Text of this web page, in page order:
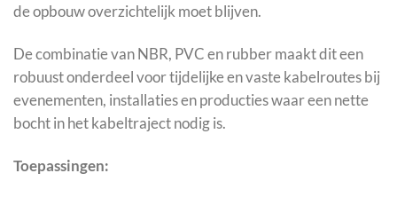
de opbouw overzichtelijk moet blijven.
De combinatie van NBR, PVC en rubber maakt dit een
robuust onderdeel voor tijdelijke en vaste kabelroutes bij
evenementen, installaties en producties waar een nette
bocht in het kabeltraject nodig is.
Toepassingen: